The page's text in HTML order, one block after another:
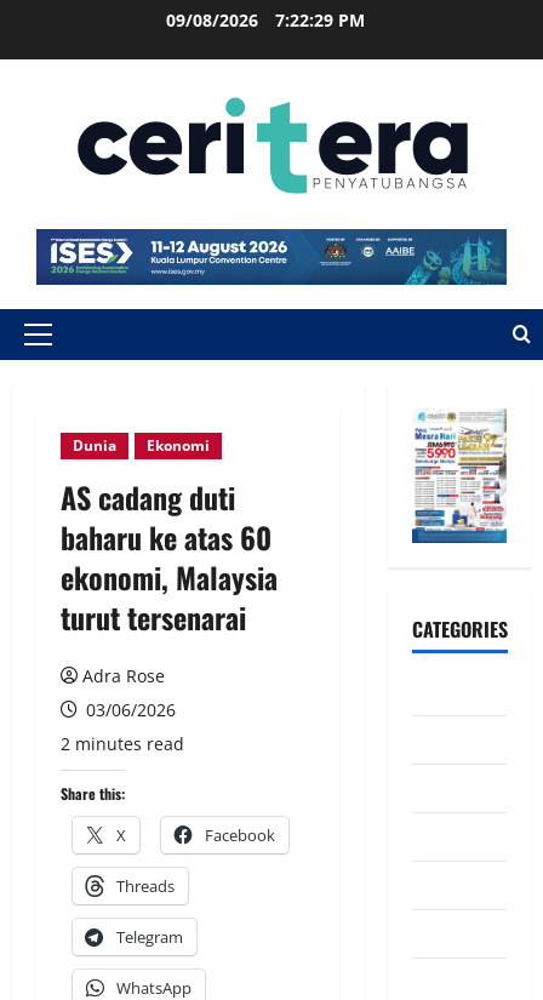
09/08/2026 7:22:29 PM
Dunia Ekonomi
AS cadang duti
baharu ke atas 60
ekonomi, Malaysia
turut tersenarai
Adra Rose
03/06/2026
2 minutes read
Share this:
X Facebook
Threads
Telegram
WhatsApp
CATEGORIES